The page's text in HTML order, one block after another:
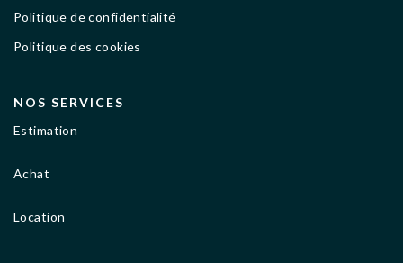
Politique de confidentialité
Politique des cookies
NOS SERVICES
Estimation
Achat
Location